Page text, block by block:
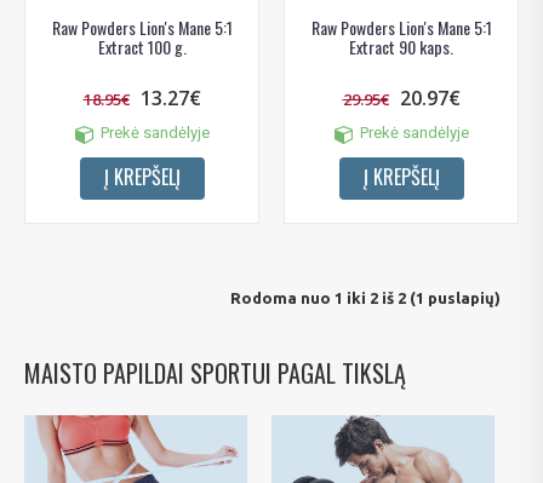
Raw Powders Lion's Mane 5:1
Extract 100 g.
18.95€ 13.27€
Prekė sandėlyje
Į KREPŠELĮ
Raw Powders Lion's Mane 5:1
Extract 90 kaps.
29.95€ 20.97€
Prekė sandėlyje
Į KREPŠELĮ
Rodoma nuo 1 iki 2 iš 2 (1 puslapių)
MAISTO PAPILDAI SPORTUI PAGAL TIKSLĄ